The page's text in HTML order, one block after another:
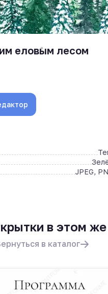
еловым лесом
JPEG,
в этом
в каталог